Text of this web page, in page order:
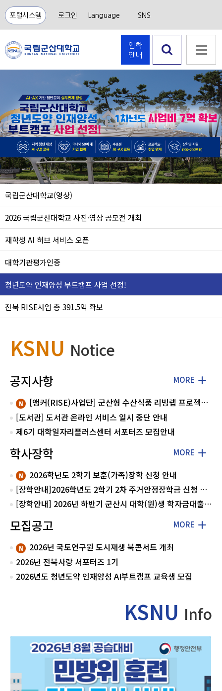
포털시스템 로그인 Language SNS
입학
안내
국립군산대학교(영상)
2026 국립군산대학교 사진·영상 공모전 개최
재학생 AI 허브 서비스 오픈
대학기관평가인증
청년도약 인재양성 부트캠프 사업 선정!
전북 RISE사업 총 391.5억 확보
KSNU Notice
공지사항
[앵커(RISE)사업단] 군산형 수산식품 리빙랩 프로젝트 지원사업 모집
[도서관] 도서관 온라인 서비스 일시 중단 안내
제6기 대학일자리플러스센터 서포터즈 모집안내
MORE
학사장학
2026학년도 2학기 보훈(가족)장학 신청 안내
[장학안내]2026학년도 2학기 2차 주거안정장학금 신청 안내
[장학안내] 2026년 하반기 군산시 대학(원)생 학자금대출 이자 지원사업
MORE
모집공고
2026년 국토연구원 도시재생 북콘서트 개최
2026년 전북사랑 서포터즈 1기
2026년도 청년도약 인재양성 AI부트캠프 교육생 모집
MORE
KSNU Info